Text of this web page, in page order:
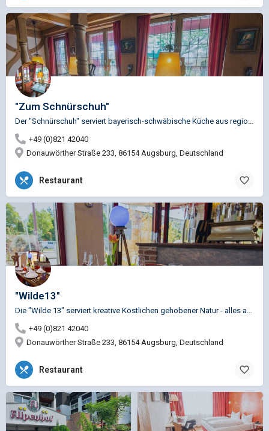
"Zum Schnürschuh"
Der "Schnürschuh" serviert bayerisch-schwäbische Küche aus regionalen und saisonalen Produkten.
+49 (0)821 42040
Donauwörther Straße 233, 86154 Augsburg, Deutschland
Restaurant
"Wilde13"
Die "Wilde 13" serviert kreative Köstlichen gehobener Natur - alles aus regionalen Produkten.
+49 (0)821 42040
Donauwörther Straße 233, 86154 Augsburg, Deutschland
Restaurant